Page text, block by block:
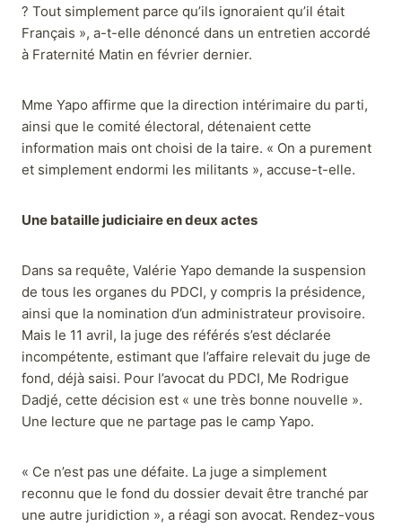
? Tout simplement parce qu’ils ignoraient qu’il était
Français », a-t-elle dénoncé dans un entretien accordé
à Fraternité Matin en février dernier.
Mme Yapo affirme que la direction intérimaire du parti,
ainsi que le comité électoral, détenaient cette
information mais ont choisi de la taire. « On a purement
et simplement endormi les militants », accuse-t-elle.
Une bataille judiciaire en deux actes
Dans sa requête, Valérie Yapo demande la suspension
de tous les organes du PDCI, y compris la présidence,
ainsi que la nomination d’un administrateur provisoire.
Mais le 11 avril, la juge des référés s’est déclarée
incompétente, estimant que l’affaire relevait du juge de
fond, déjà saisi. Pour l’avocat du PDCI, Me Rodrigue
Dadjé, cette décision est « une très bonne nouvelle ».
Une lecture que ne partage pas le camp Yapo.
« Ce n’est pas une défaite. La juge a simplement
reconnu que le fond du dossier devait être tranché par
une autre juridiction », a réagi son avocat. Rendez-vous